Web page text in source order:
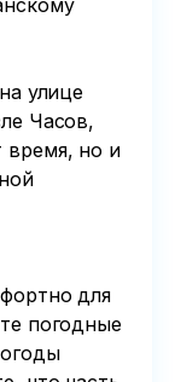
улице
Часов,
время, но и
погодные